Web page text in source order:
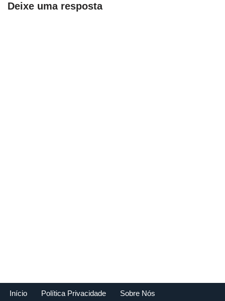
Deixe uma resposta
Início Política Privacidade
Sobre Nós